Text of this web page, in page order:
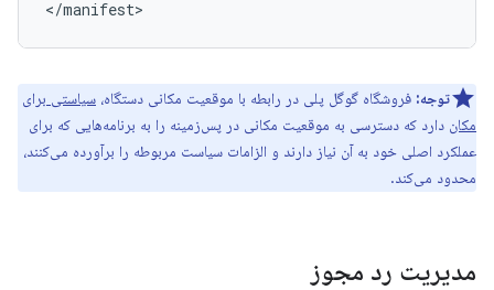
توجه: فروشگاه گوگل پلی در رابطه با موقعیت مکانی دستگاه، سیاستی برای
مکان دارد که دسترسی به موقعیت مکانی در پس‌زمینه را به برنامه‌هایی که برای
عملکرد اصلی خود به آن نیاز دارند و الزامات سیاست مربوطه را برآورده می‌کنند،
محدود می‌کند.
مدیریت رد مجوز